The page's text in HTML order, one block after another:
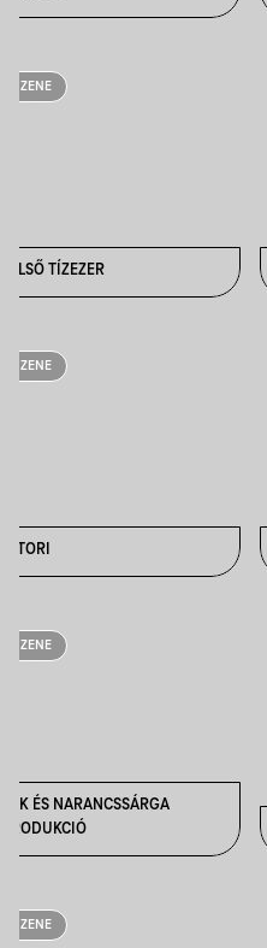
ZENE
FELSŐ TÍZEZER
ZENE
HITORI
ZENE
KÉK ÉS NARANCSSÁRGA
PRODUKCIÓ
ZENE